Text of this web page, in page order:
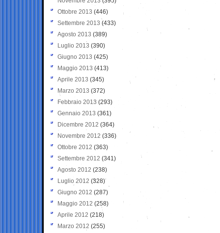
Ottobre 2013 (446)
Settembre 2013 (433)
Agosto 2013 (389)
Luglio 2013 (390)
Giugno 2013 (425)
Maggio 2013 (413)
Aprile 2013 (345)
Marzo 2013 (372)
Febbraio 2013 (293)
Gennaio 2013 (361)
Dicembre 2012 (364)
Novembre 2012 (336)
Ottobre 2012 (363)
Settembre 2012 (341)
Agosto 2012 (238)
Luglio 2012 (328)
Giugno 2012 (287)
Maggio 2012 (258)
Aprile 2012 (218)
Marzo 2012 (255)